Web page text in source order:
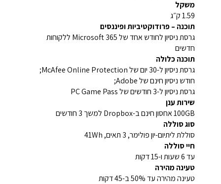
משקל
‎1.59 ק״ג‎
תוכנה – פרודוקטיביות ופיננסים
גרסת ניסיון לחודש אחד של Microsoft 365 ללקוחות
חדשים
תוכנה כלולה
גרסת ניסיון ל-30 יום של McAfee Online Protection‏;
חודש ניסיון חינם של Adobe;
גרסת ניסיון ל-3 חודשים של PC Game Pass
שירות ענן
‎100GB‎ אחסון חינם ב-Dropbox למשך 3 חודשים
סוג סוללה
סוללת ליתיום-יון פולימר, 3 תאים, ‎41Wh‎
חיי סוללה
עד ‎6 שעות ו-15 דקות‎
טעינה מהירה
טעינה מהירה עד ‎50%‎ ב-45 דקות